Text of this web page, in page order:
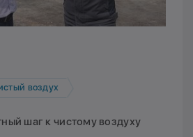
воздух
шаг к чистому воздуху